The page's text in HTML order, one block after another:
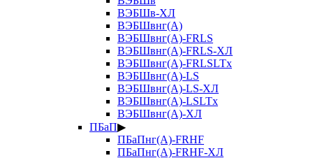
ВЭБШв-ХЛ
ВЭБШвнг(А)
ВЭБШвнг(А)-FRLS
ВЭБШвнг(А)-FRLS-ХЛ
ВЭБШвнг(А)-FRLSLTx
ВЭБШвнг(А)-LS
ВЭБШвнг(А)-LS-ХЛ
ВЭБШвнг(А)-LSLTx
ВЭБШвнг(А)-ХЛ
ПБаП▶
ПБаПнг(А)-FRHF
ПБаПнг(А)-FRHF-ХЛ